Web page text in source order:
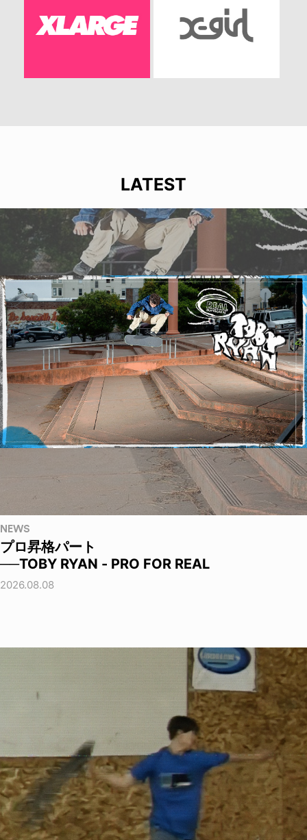
LATEST
NEWS
プロ昇格パート
──TOBY RYAN - PRO FOR REAL
2026.08.08